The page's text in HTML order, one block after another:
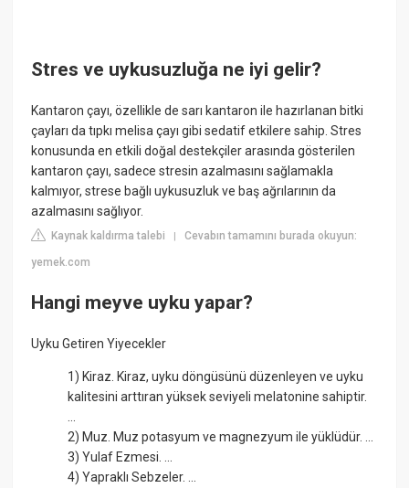
Stres ve uykusuzluğa ne iyi gelir?
Kantaron çayı, özellikle de sarı kantaron ile hazırlanan bitki
çayları da tıpkı melisa çayı gibi sedatif etkilere sahip. Stres
konusunda en etkili doğal destekçiler arasında gösterilen
kantaron çayı, sadece stresin azalmasını sağlamakla
kalmıyor, strese bağlı uykusuzluk ve baş ağrılarının da
azalmasını sağlıyor.
Kaynak kaldırma talebi |Cevabın tamamını burada okuyun:
yemek.com
Hangi meyve uyku yapar?
Uyku Getiren Yiyecekler
1) Kiraz. Kiraz, uyku döngüsünü düzenleyen ve uyku
kalitesini arttıran yüksek seviyeli melatonine sahiptir.
2) Muz. Muz potasyum ve magnezyum ile yüklüdür. ...
3) Yulaf Ezmesi. ...
4) Yapraklı Sebzeler. ...